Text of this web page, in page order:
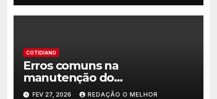
COTIDIANO
Erros comuns na
manutenção do
encanamento residencial
FEV 27, 2026 REDAÇÃO O MELHOR